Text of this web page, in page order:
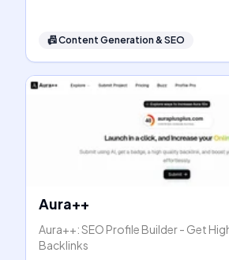
📠Content Generation & SEO
Aura++
Aura++: SEO Profile Builder - Get
Backlinks